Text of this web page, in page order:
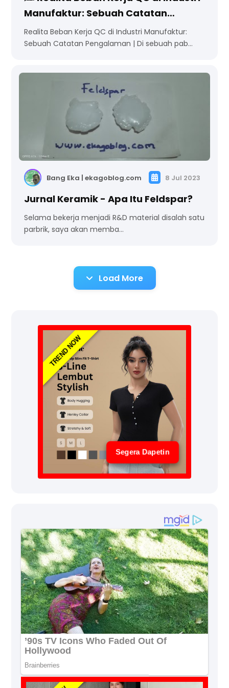
Manufaktur: Sebuah Catatan
Pengalaman
Realita Beban Kerja QC di Industri Manufaktur:
Sebuah Catatan Pengalaman | Di sebuah pab…
Bang Eka | ekagoblog.com 8 Jul 2023
Jurnal Keramik - Apa Itu Feldspar?
Selama bekerja menjadi R&D material disalah satu
parbrik, saya akan memba…
Load More
TREND NOW
Segera Dapetin